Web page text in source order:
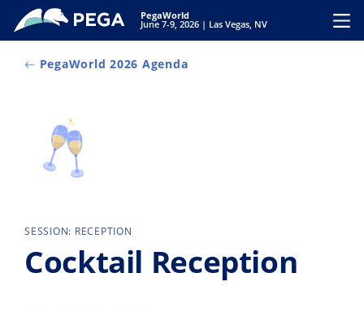
Passer directement au contenu principal
PegaWorld
June 7-9, 2026 | Las Vegas, NV
PegaWorld 2026 Agenda
SESSION: RECEPTION
Cocktail Reception